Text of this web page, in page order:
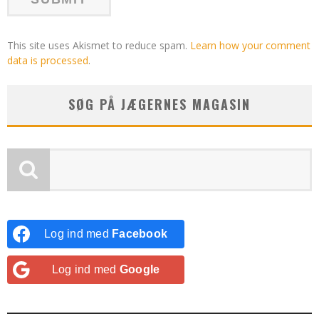
This site uses Akismet to reduce spam. Learn how your comment
data is processed.
SØG PÅ JÆGERNES MAGASIN
Log ind med Facebook
Log ind med Google